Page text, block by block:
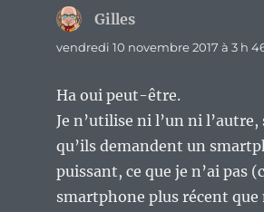
Gilles
vendredi 10 novembre 2017 à 3 h
Ha oui peut-être.
Je n’utilise ni l’un ni
qu’ils demandent un
puissant, ce que je n’ai pas
smartphone plus récent